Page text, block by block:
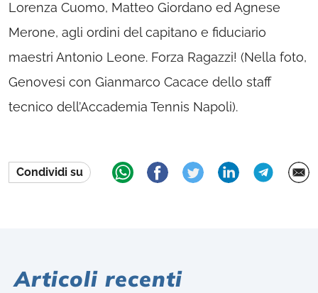
Lorenza Cuomo, Matteo Giordano ed Agnese
Merone, agli ordini del capitano e fiduciario
maestri Antonio Leone. Forza Ragazzi! (Nella foto,
Genovesi con Gianmarco Cacace dello staff
tecnico dell’Accademia Tennis Napoli).
Condividi su
Articoli recenti